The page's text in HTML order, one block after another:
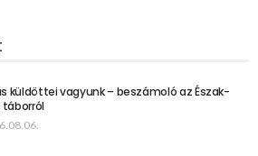
küldöttei vagyunk – beszámoló az Észak-
táborról